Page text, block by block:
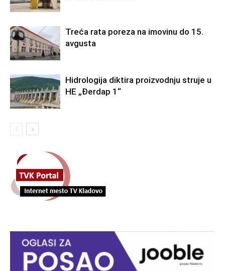
Treća rata poreza na imovinu do 15.
avgusta
Hidrologija diktira proizvodnju struje u
HE „Đerdap 1“